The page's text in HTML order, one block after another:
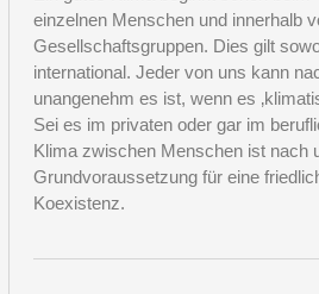
einzelnen Menschen und innerhalb
Gesellschaftsgruppen. Dies gilt
international. Jeder von uns kann
unangenehm es ist, wenn es
Sei es im privaten oder gar im
Klima zwischen Menschen ist nach
Grundvoraussetzung für eine
Koexistenz.